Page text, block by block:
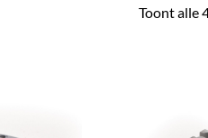
Toont alle